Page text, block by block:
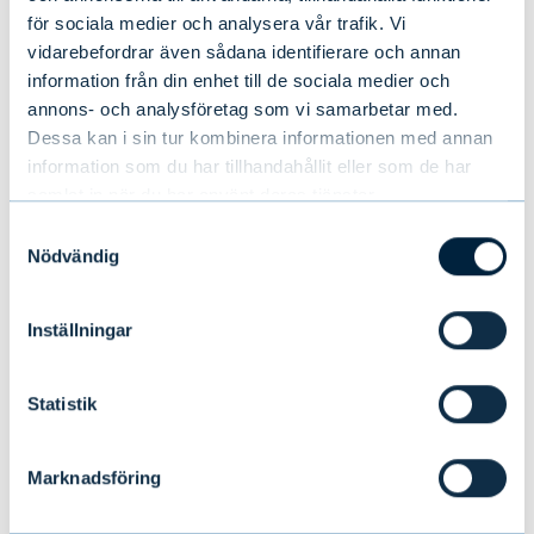
för sociala medier och analysera vår trafik. Vi
vidarebefordrar även sådana identifierare och annan
information från din enhet till de sociala medier och
annons- och analysföretag som vi samarbetar med.
Dessa kan i sin tur kombinera informationen med annan
information som du har tillhandahållit eller som de har
Nödvändig
Inställningar
Statistik
Marknadsföring
EVLI-FONDBOLAG AB
intressera dig